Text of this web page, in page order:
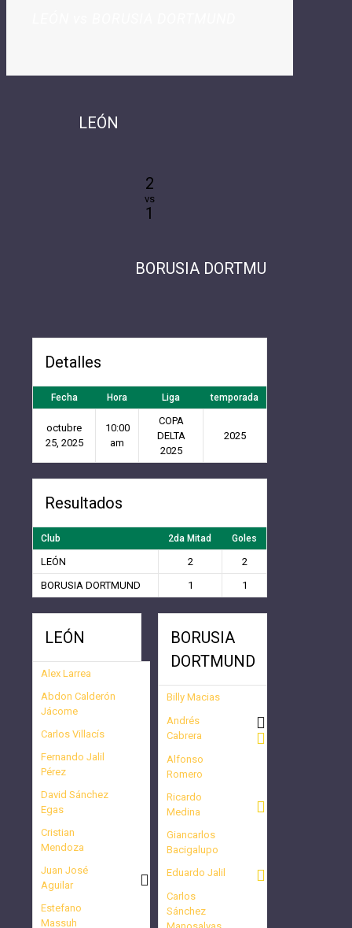
LEÓN
2
vs
1
BORUSIA DORTMUND
Detalles
Fecha Hora Liga temporada
octubre
25, 2025
10:00
am
COPA
DELTA
2025
2025
Resultados
Club 2da Mitad Goles
LEÓN 2
2
BORUSIA DORTMUND
1 1
LEÓN
Alex Larrea
Abdon Calderón
Jácome
Carlos Villacís
Fernando Jalil
Pérez
David Sánchez
Egas
Cristian
Mendoza
Juan José
Aguilar
Estefano
Massuh
BORUSIA
DORTMUND
Billy Macias
Andrés
Cabrera
Alfonso
Romero
Ricardo
Medina
Giancarlos
Bacigalupo
Eduardo Jalil
Carlos
Sánchez